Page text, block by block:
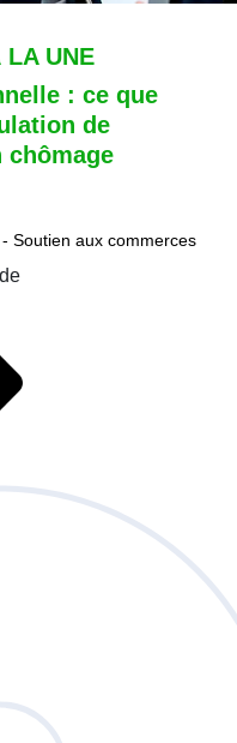
LA UNE
: ce que
de
chômage
Soutien aux commerces